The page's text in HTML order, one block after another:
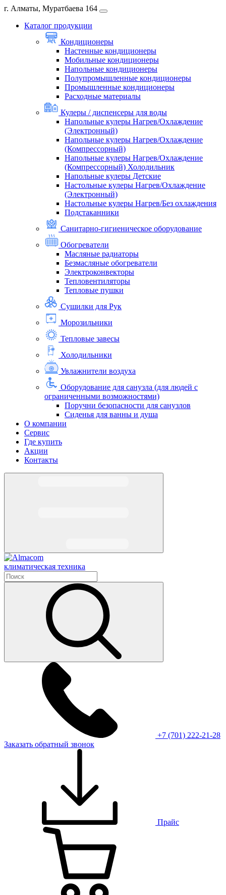
г. Алматы, Муратбаева 164
Каталог продукции
Кондиционеры
Настенные кондиционеры
Мобильные кондиционеры
Напольные кондиционеры
Полупромышленные кондиционеры
Промышленные кондиционеры
Расходные материалы
Кулеры / диспенсеры для воды
Напольные кулеры Нагрев/Охлаждение
(Электронный)
Напольные кулеры Нагрев/Охлаждение
(Компрессорный)
Напольные кулеры Нагрев/Охлаждение
(Компрессорный) Холодильник
Напольные кулеры Детские
Настольные кулеры Нагрев/Охлаждение
(Электронный)
Настольные кулеры Нагрев/Без охлаждения
Подстаканники
Санитарно-гигиеническое оборудование
Обогреватели
Масляные радиаторы
Безмасляные обогреватели
Электроконвекторы
Тепловентиляторы
Тепловые пушки
Сушилки для Рук
Морозильники
Тепловые завесы
Холодильники
Увлажнители воздуха
Оборудование для санузла (для людей с
ограниченными возможностями)
Поручни безопасности для санузлов
Сиденья для ванны и душа
О компании
Сервис
Где купить
Акции
Контакты
климатическая техника
+7 (701) 222-21-28
Заказать обратный звонок
Прайс